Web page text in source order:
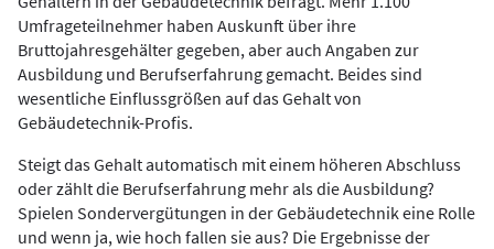
Umfrageteilnehmer haben Auskunft über ihre
Bruttojahresgehälter gegeben, aber auch Angaben zur
Ausbildung und Berufserfahrung gemacht. Beides sind
wesentliche Einflussgrößen auf das Gehalt von
Gebäudetechnik-Profis.
Steigt das Gehalt automatisch mit einem höheren Abschluss
oder zählt die Berufserfahrung mehr als die Ausbildung?
Spielen Sondervergütungen in der Gebäudetechnik eine Rolle
und wenn ja, wie hoch fallen sie aus? Die Ergebnisse der